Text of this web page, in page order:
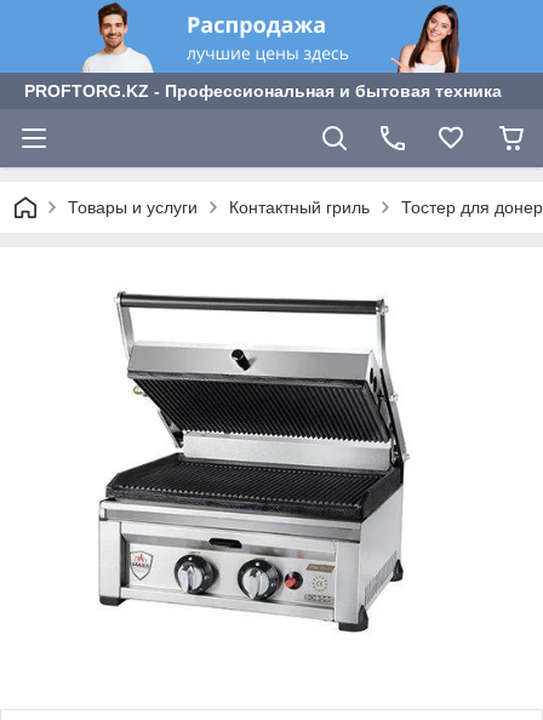
PROFTORG.KZ - Профессиональная и бытовая техника
Товары и услуги Контактный гриль Тостер для